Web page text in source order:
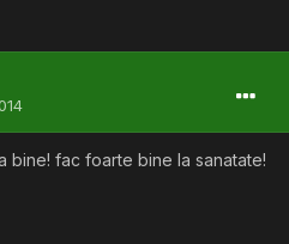
bine! fac foarte bine la sanatate!